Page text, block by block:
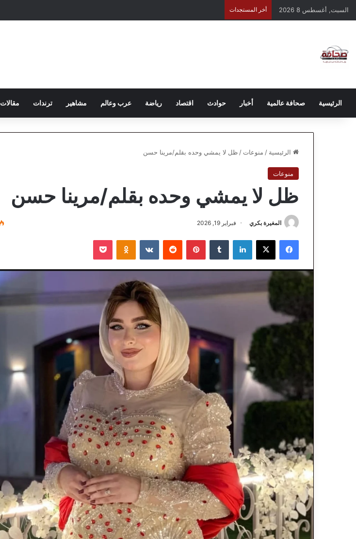
السبت, أغسطس 8 2026 أخر المستجدات
الرئيسية صحافة عالمية أخبار حوادث اقتصاد رياضة عرب وعالم مشاهير ترندات مقالات
الرئيسية / منوعات / ظل لا يمشي وحده بقلم/مرينا حسن
منوعات
ظل لا يمشي وحده بقلم/مرينا حسن
المغيرة بكري فبراير 19, 2026
فيسبوك لينكدإن بينتيريست